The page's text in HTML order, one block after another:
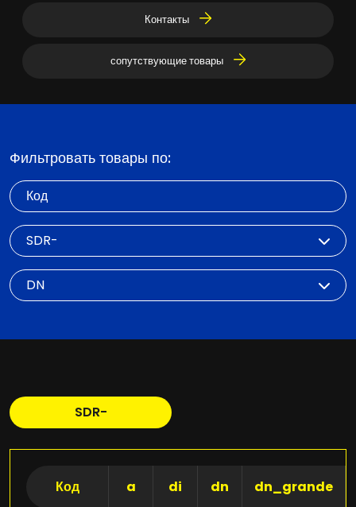
Контакты
сопутствующие товары
Фильтровать товары по:
Код
SDR
DN
SDR-
Код a di dn dn_grande